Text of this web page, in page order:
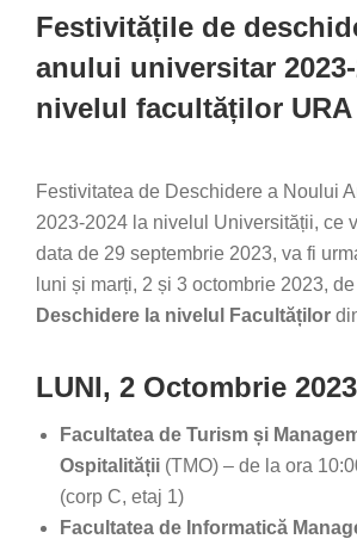
Festivitățile de
anului universitar
nivelul facultăților URA
Festivitatea de Deschidere a Noului
2023-2024 la nivelul Universității, ce
data de 29 septembrie 2023, va fi
luni și marți, 2 și 3 octombrie 2023, de
Deschidere la nivelul Facultăților
LUNI, 2 Octombrie 2023
Facultatea de Turism și
Ospitalității (TMO) – de la ora
(corp C, etaj 1)
Facultatea de Informatică